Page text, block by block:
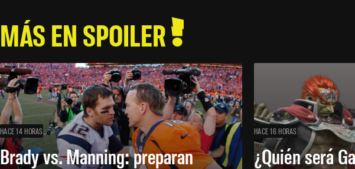
MÁS EN SPOILER
HACE 14 HORAS
Brady vs. Manning: preparan
HACE 16 HORAS
¿Quién será